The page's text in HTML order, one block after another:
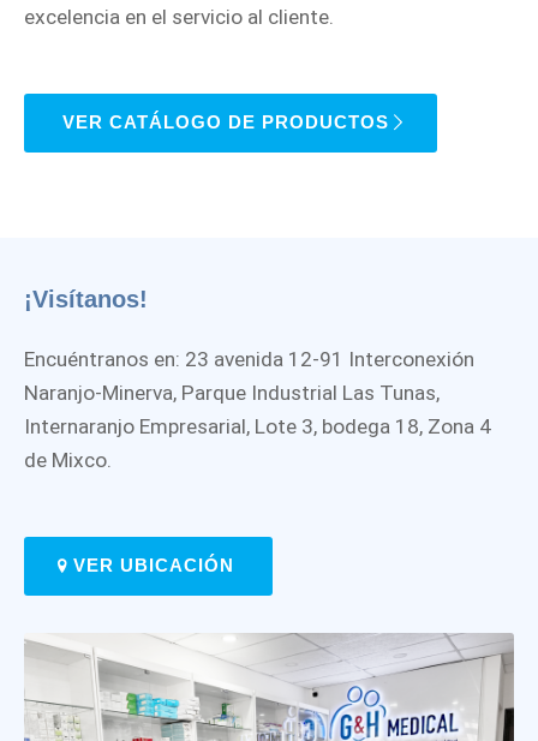
excelencia en el servicio al cliente.
VER CATÁLOGO DE PRODUCTOS
¡Visítanos!
Encuéntranos en: 23 avenida 12-91 Interconexión
Naranjo-Minerva, Parque Industrial Las Tunas,
Internaranjo Empresarial, Lote 3, bodega 18, Zona 4
de Mixco.
VER UBICACIÓN